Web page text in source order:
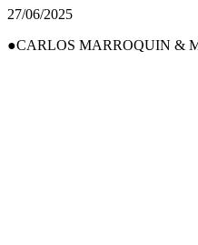
27/06/2025
CARLOS MARROQUIN &